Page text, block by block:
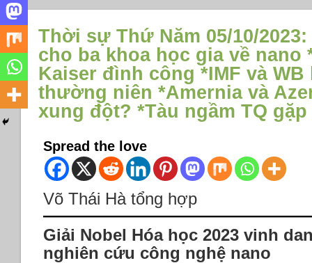
Thời sự Thứ Năm 05/10/
cho ba khoa học gia về nano
Kaiser đình công *IMF và
thường niên *Amernia và
xung đột? *Tàu ngầm TQ
Spread the love
Võ Thái Hà tổng hợp
Giải Nobel Hóa học 2023 vinh
nghiên cứu công nghệ nano